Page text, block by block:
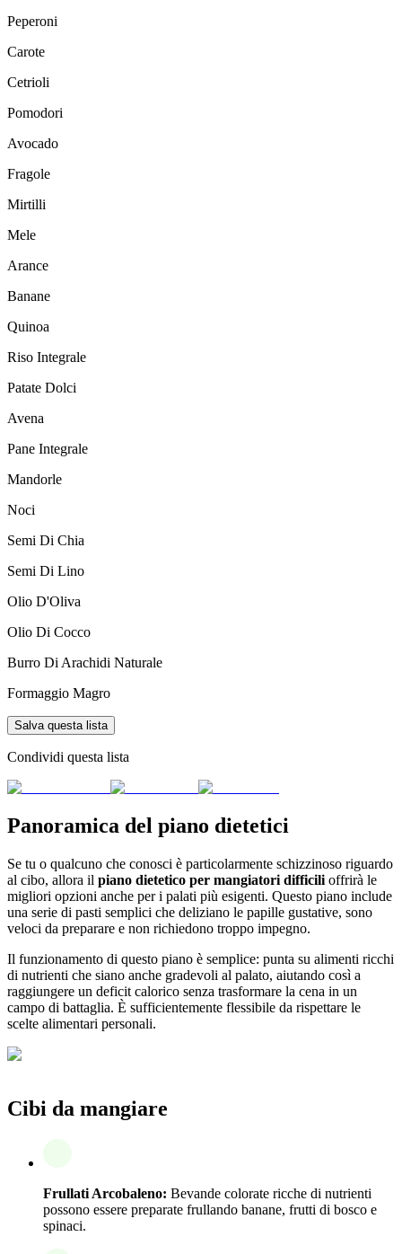
Peperoni
Carote
Cetrioli
Pomodori
Avocado
Fragole
Mirtilli
Mele
Arance
Banane
Quinoa
Riso Integrale
Patate Dolci
Avena
Pane Integrale
Mandorle
Noci
Semi Di Chia
Semi Di Lino
Olio D'Oliva
Olio Di Cocco
Burro Di Arachidi Naturale
Formaggio Magro
Salva questa lista
Condividi questa lista
Panoramica del piano dietetici
Se tu o qualcuno che conosci è particolarmente schizzinoso riguardo
al cibo, allora il piano dietetico per mangiatori difficili offrirà le
migliori opzioni anche per i palati più esigenti. Questo piano include
una serie di pasti semplici che deliziano le papille gustative, sono
veloci da preparare e non richiedono troppo impegno.
Il funzionamento di questo piano è semplice: punta su alimenti ricchi
di nutrienti che siano anche gradevoli al palato, aiutando così a
raggiungere un deficit calorico senza trasformare la cena in un
campo di battaglia. È sufficientemente flessibile da rispettare le
scelte alimentari personali.
Cibi da mangiare
Frullati Arcobaleno: Bevande colorate ricche di nutrienti
possono essere preparate frullando banane, frutti di bosco e
spinaci.